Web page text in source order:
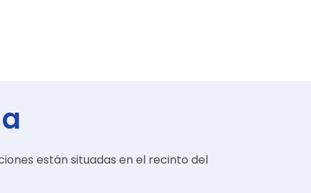
están situadas en el recinto del